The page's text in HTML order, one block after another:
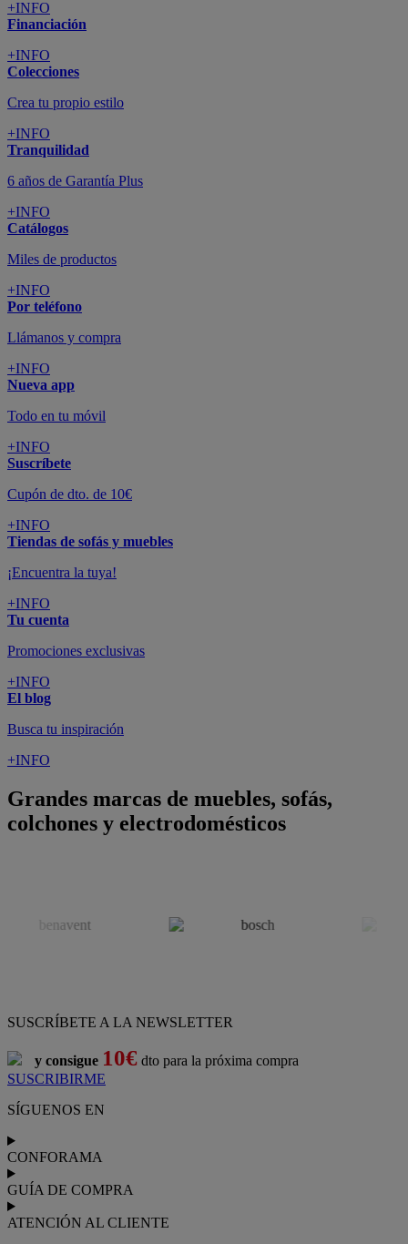
+INFO
Financiación
+INFO
Colecciones
Crea tu propio estilo
+INFO
Tranquilidad
6 años de Garantía Plus
+INFO
Catálogos
Miles de productos
+INFO
Por teléfono
Llámanos y compra
+INFO
Nueva app
Todo en tu móvil
+INFO
Suscríbete
Cupón de dto. de 10€
+INFO
Tiendas de sofás y muebles
¡Encuentra la tuya!
+INFO
Tu cuenta
Promociones exclusivas
+INFO
El blog
Busca tu inspiración
+INFO
Grandes marcas de muebles, sofás,
colchones y electrodomésticos
SUSCRÍBETE A LA NEWSLETTER
y consigue 10€ dto para la próxima compra
SUSCRIBIRME
SÍGUENOS EN
CONFORAMA
GUÍA DE COMPRA
ATENCIÓN AL CLIENTE